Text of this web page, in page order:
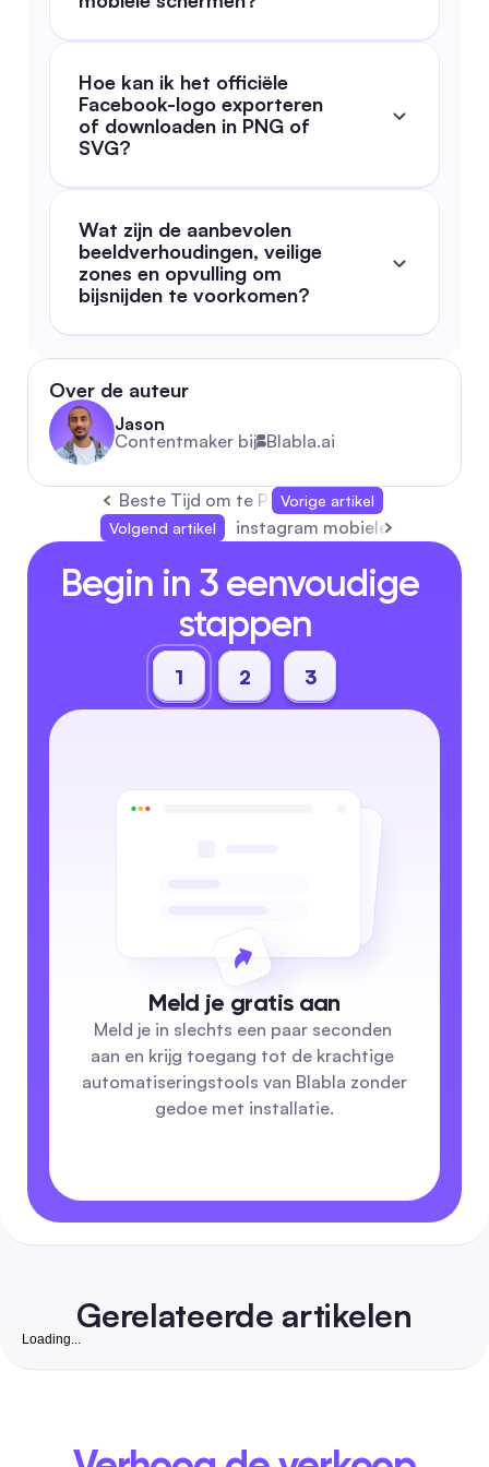
Hoe kan ik het officiële
Facebook-logo exporteren
of downloaden in PNG of
SVG?
Wat zijn de aanbevolen
beeldverhoudingen, veilige
zones en opvulling om
bijsnijden te voorkomen?
Over de auteur
Jason
Contentmaker bij Blabla.ai
Beste Tijd om te Posten op IG: Britse Gids
Vorige artikel
Volgend artikel
instagram mobiele app:
Begin in 3 eenvoudige
stappen
1 2 3
Meld je gratis aan
Meld je in slechts een paar seconden
aan en krijg toegang tot de krachtige
automatiseringstools van Blabla zonder
gedoe met installatie.
Gerelateerde artikelen
site, een snelle verificatielijst, sociale formaat presets,
Loading...